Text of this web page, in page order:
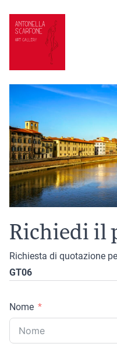
Richiedi il
Richiesta di quotazione
GT06
Nome